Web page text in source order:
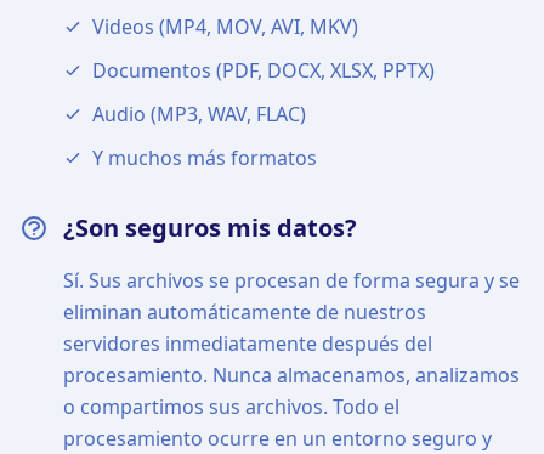
Videos (MP4, MOV, AVI, MKV)
Documentos (PDF, DOCX, XLSX, PPTX)
Audio (MP3, WAV, FLAC)
Y muchos más formatos
¿Son seguros mis datos?
Sí. Sus archivos se procesan de forma segura y se
eliminan automáticamente de nuestros
servidores inmediatamente después del
procesamiento. Nunca almacenamos, analizamos
o compartimos sus archivos. Todo el
procesamiento ocurre en un entorno seguro y